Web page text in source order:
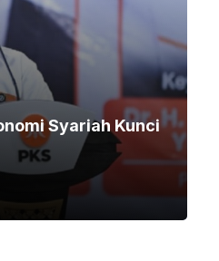
Syariah Kunci